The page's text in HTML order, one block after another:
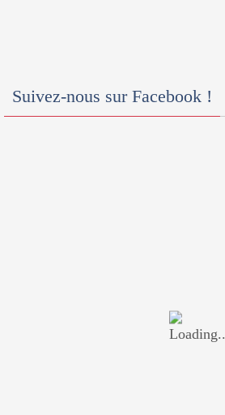
Suivez-nous sur Facebook !